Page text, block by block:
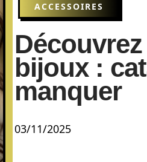
ACCESSOIRES
bijoux :
manquer
03/11/2025